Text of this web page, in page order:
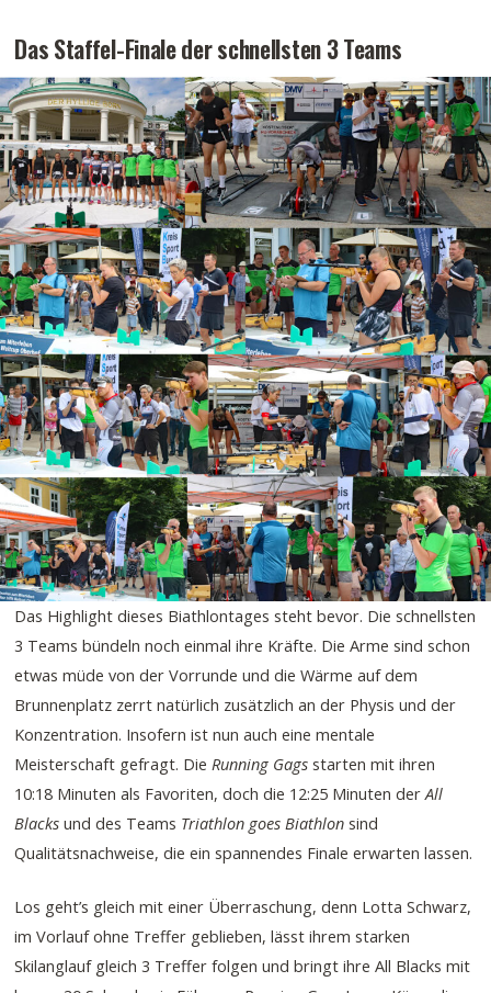
Das Staffel-Finale der schnellsten 3 Teams
Das Highlight dieses Biathlontages steht bevor. Die schnellsten
3 Teams bündeln noch einmal ihre Kräfte. Die Arme sind schon
etwas müde von der Vorrunde und die Wärme auf dem
Brunnenplatz zerrt natürlich zusätzlich an der Physis und der
Konzentration. Insofern ist nun auch eine mentale
Meisterschaft gefragt. DieRunning Gags starten mit ihren
10:18 Minuten als Favoriten, doch die 12:25 Minuten derAll
Blacks und des Teams Triathlon goes Biathlonsind
Qualitätsnachweise, die ein spannendes Finale erwarten lassen.
Los geht’s gleich mit einer Überraschung, denn Lotta Schwarz,
im Vorlauf ohne Treffer geblieben, lässt ihrem starken
Skilanglauf gleich 3 Treffer folgen und bringt ihre All Blacks mit